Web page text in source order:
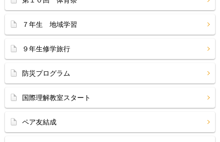
７年生 地域学習
９年生修学旅行
防災プログラム
国際理解教室スタート
ペア友結成